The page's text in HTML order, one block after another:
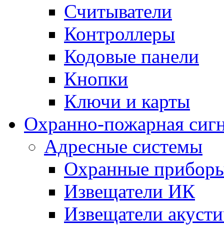
Считыватели
Контроллеры
Кодовые панели
Кнопки
Ключи и карты
Охранно-пожарная
Адресные системы
Охранные
Извещатели ИК
Извещатели